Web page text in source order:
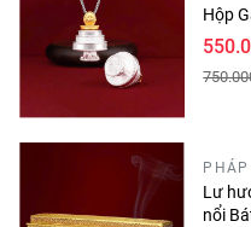
Hộp
Lư
nổi